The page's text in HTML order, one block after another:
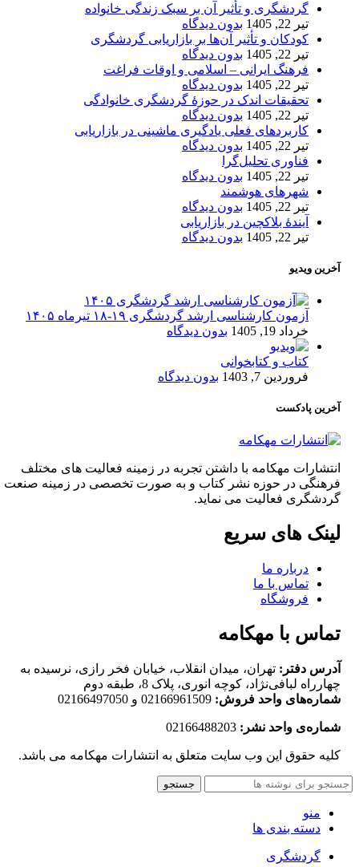
گردشگری و تأثیر آن بر سبک زندگی خانواده
تیر 22, 1405
بدون دیدگاه
کودکان و تأثیر آن‌ها بر بازاریابی گردشگری
تیر 22, 1405
بدون دیدگاه
فرهنگ ایرانی – اسلامی و اوقات فراغت
تیر 22, 1405
بدون دیدگاه
تحقیقات اندک در حوزۀ گردشگری خانوادگی
تیر 22, 1405
بدون دیدگاه
کاربردهای فعلی یادگیری ماشینی در بازاریابی
تیر 22, 1405
بدون دیدگاه
فناوری تحلیل‌گرا
تیر 22, 1405
بدون دیدگاه
شهرهای هوشمند
تیر 22, 1405
بدون دیدگاه
آیندۀ بلاکچین در بازاریابی
تیر 22, 1405
بدون دیدگاه
آخرین ویدیو
آزمون کارشناسی ارشد گردشگری ۱۹-۱۸ تیرماه ۱۴۰۵
خرداد 19, 1405
بدون دیدگاه
کتاب و کتابخوانی
فروردین 7, 1403
بدون دیدگاه
آخرین پادکست
انتشارات مهکامه با داشتن تجربه در زمینه فعالیت های مختلف
فرهنگی در حوزه نشر کتاب و به صورت تخصصی در زمینه صنعت
گردشگری فعالیت می نماید.
لینک های سریع
درباره ما
تماس با ما
فروشگاه
تماس با مهکامه
آدرس دفتر: تهران، میدان انقلاب، خیابان فخر رازی، نرسیده به
چهارراه لبافی‌نژاد، کوچه انوری، پلاک 8، طبقه دوم
شماره‌های واحد فروش: 02166961509 و 02166497050
شماره‌‌ی واحد نشر:
کلیه حقوق این وب سایت متعلق به انتشارات مهکامه می باشد.
جستجو
منو
دسته بندی ها
گردشگری